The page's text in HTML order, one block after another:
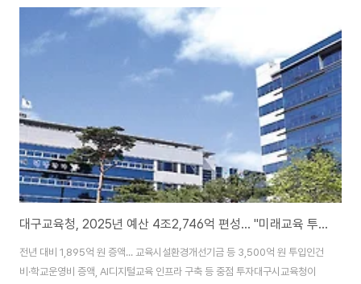
대구교육청, 2025년 예산 4조2,746억 편성... "미래교육 투자 확대"
전년 대비 1,895억 원 증액... 교육시설환경개선기금 등 3,500억 원 투입인건
비·학교운영비 증액, AI디지털교육 인프라 구축 등 중점 투자대구시교육청이